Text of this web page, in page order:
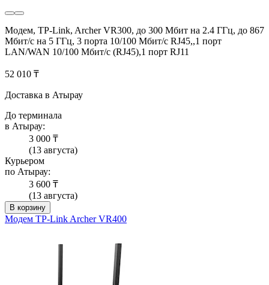
Модем, TP-Link, Archer VR300, до 300 Мбит на 2.4 ГГц, до 867
Мбит/с на 5 ГГц, 3 порта 10/100 Мбит/с RJ45,,1 порт
LAN/WAN 10/100 Мбит/с (RJ45),1 порт RJ11
52 010 ₸
Доставка в Атырау
До терминала
в Атырау:
3 000 ₸
(13 августа)
Курьером
по Атырау:
3 600 ₸
(13 августа)
В корзину
Модем TP-Link Archer VR400